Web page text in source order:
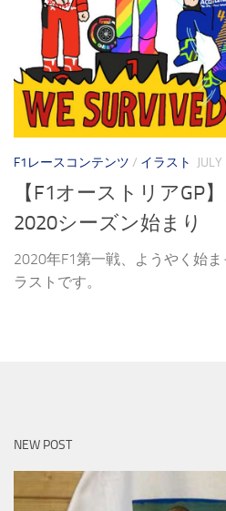
F1レースコンテンツ / イラスト
【F1オーストリアGP
2020シーズン始まり
2020年F1第一戦、ようやく始
ラストです。
NEW POST